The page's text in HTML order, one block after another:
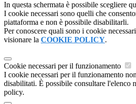
In questa schermata è possibile scegliere
I cookie necessari sono quelli che
piattaforma e non è possibile disabilitarli.
Per conoscere quali sono i cookie
visionare la COOKIE POLICY.
Cookie necessari per il funzionamento
I cookie necessari per il funzionamento
disabilitati. È possibile consultare l'elenco
policy.